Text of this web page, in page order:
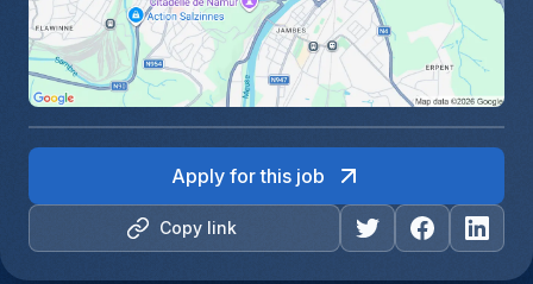
Copy link
Apply for this job